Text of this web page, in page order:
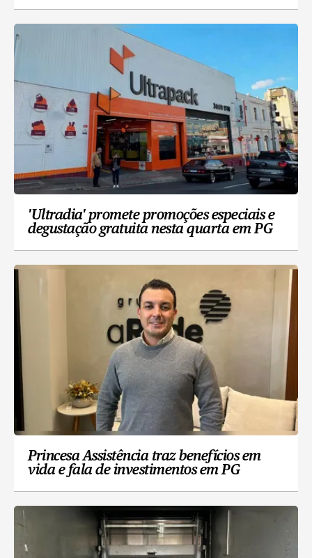
'Ultradia' promete promoções especiais e
degustação gratuita nesta quarta em PG
Princesa Assistência traz benefícios em
vida e fala de investimentos em PG